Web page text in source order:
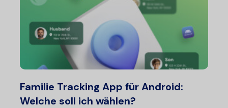
Familie Tracking App für Android:
Welche soll ich wählen?